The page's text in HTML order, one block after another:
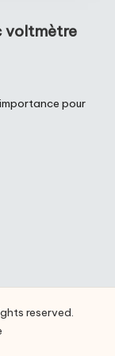
voltmètre
pour
reserved.